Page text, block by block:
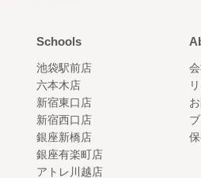
Schools
池袋駅前店
六本木店
新宿東口店
新宿西口店
銀座新橋店
銀座有楽町店
アトレ川越店